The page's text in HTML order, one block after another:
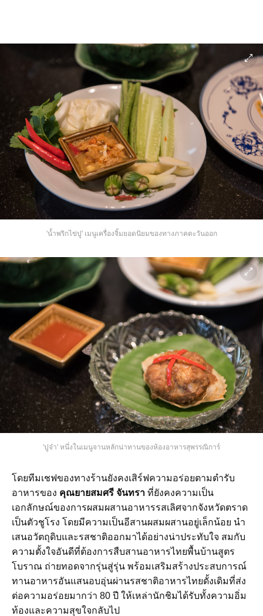
'น้ำพริกไข่ปู' เมนูเครื่องจิ้มยอดนิยมของทางภาคตะวันออก
'ปูจ๋า' หนึ่งในเมนูจานหลักน่าทานของห้องอาหารสุพรรณิการ์
โดยทีมเชฟของทางร้านยังคงเสิร์ฟความอร่อยตามตำรับ
อาหารของ คุณยายสมศรี จันทรา ที่ยังคงความเป็น
เอกลักษณ์ของการผสมผสานอาหารรสเลิศจากจังหวัดตราด
เป็นตัวชูโรง โดยมีความเป็นอีสานผสมผสานอยู่เล็กน้อย นำ
เสนอวัตถุดิบและรสชาติออกมาได้อย่างน่าประทับใจ สมกับ
ความตั้งใจอันดีที่ต้องการสืบสานอาหารไทยพื้นบ้านสูตร
โบราณ ถ่ายทอดจากรุ่นสู่รุ่น พร้อมเสริมสร้างประสบการณ์
ทานอาหารอันแสนอบอุ่นผ่านรสชาติอาหารไทยดั้งเดิมที่ส่ง
ต่อความอร่อยมากว่า 80 ปี ให้เหล่านักชิมได้รับทั้งความอิ่ม
ท้องและความสุขใจกลับไป